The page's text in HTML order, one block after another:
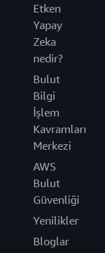
Etken
Yapay
Zeka
nedir?
Bulut
Bilgi
İşlem
Kavramları
Merkezi
AWS
Bulut
Güvenliği
Yenilikler
Bloglar